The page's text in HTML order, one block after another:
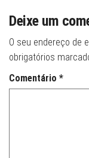
Deixe um
O seu endereço de
obrigatórios
Comentário *